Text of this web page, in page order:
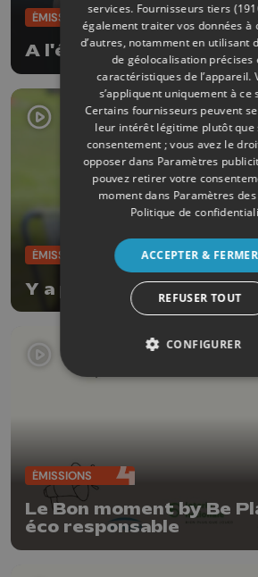
ÉMISSIONS
A l'écoute de nos
ÉMISSIONS
Y a pas de planète B
ÉMISSIONS
Le Bon moment by Be
éco responsable
services. Fournisseurs tiers
également traiter vos données à
d’autres, notamment en utilisant
de géolocalisation précises
caractéristiques de l’appareil.
s’appliquent uniquement à ce
Certains fournisseurs peuvent
leur intérêt légitime plutôt que
consentement ; vous avez le
opposer dans Paramètres
pouvez retirer votre
moment dans Paramètres
Politique de
ACCEPTER & FERMER
REFUSER TOUT
CONFIGURER